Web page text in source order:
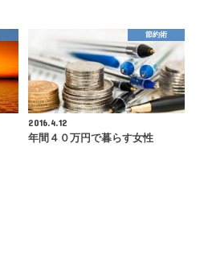
節約術
2016.4.12
年間４０万円で暮らす女性